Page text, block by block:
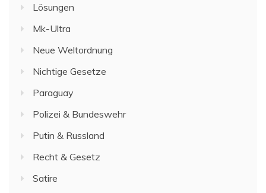
Lösungen
Mk-Ultra
Neue Weltordnung
Nichtige Gesetze
Paraguay
Polizei & Bundeswehr
Putin & Russland
Recht & Gesetz
Satire